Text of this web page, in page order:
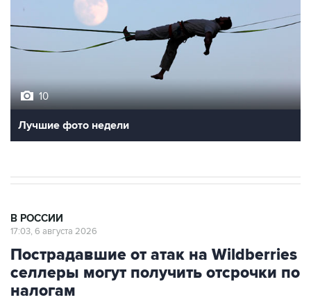
10
Лучшие фото недели
В РОССИИ
17:03, 6 августа 2026
Пострадавшие от атак на Wildberries
селлеры могут получить отсрочки по
налогам